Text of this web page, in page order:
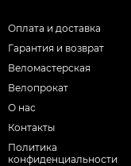
Оплата и доставка
Гарантия и возврат
Веломастерская
Велопрокат
О нас
Контакты
Политика
конфиденциальности